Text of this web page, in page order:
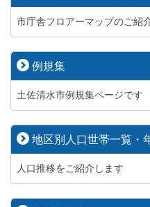
市庁舎フロアーマップのご紹
例規集
土佐清水市例規集ページです
地区別人口世帯一覧・
人口推移をご紹介します